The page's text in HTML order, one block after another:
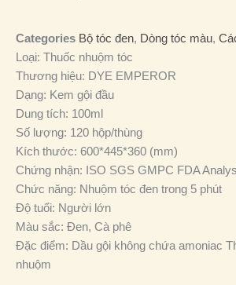
Categories Bộ tóc đen, Dòng tóc màu,
Loại: Thuốc nhuộm tóc
Thương hiệu: DYE EMPEROR
Dạng: Kem gội đầu
Dung tích: 100ml
Số lượng: 120 hộp/thùng
Kích thước: 600*445*360 (mm)
Chứng nhận: ISO SGS GMPC FDA
Chức năng: Nhuộm tóc đen trong 5 phút
Độ tuổi: Người lớn
Màu sắc: Đen, Cà phê
Đặc điểm: Dầu gội không chứa amoniac
nhuộm